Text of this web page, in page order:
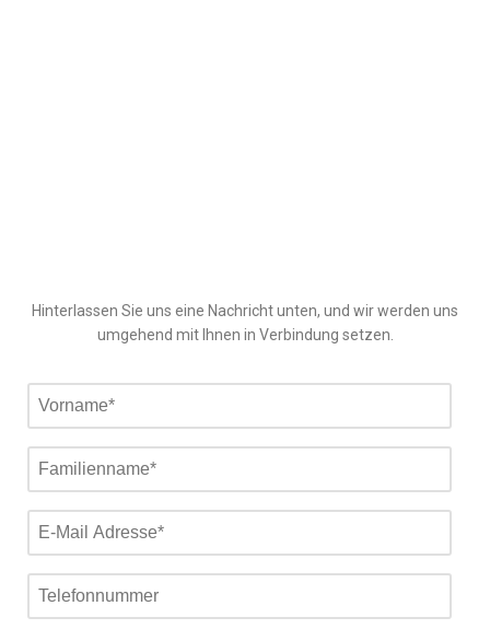
Hinterlassen Sie uns eine Nachricht unten, und wir werden uns
umgehend mit Ihnen in Verbindung setzen.